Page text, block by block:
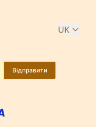
UK
Відправити